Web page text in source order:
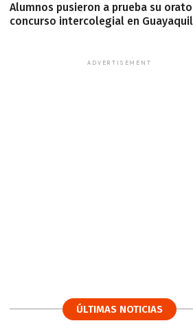
Alumnos pusieron a prueba su
concurso intercolegial en Guayaquil
ADVERTISEMENT
ÚLTIMAS NOTICIAS